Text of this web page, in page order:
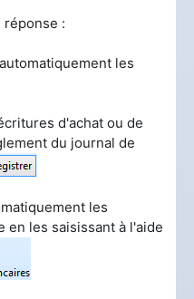
réponse :
les
d'achat ou de
du journal de
les
en les saisissant à l'aide